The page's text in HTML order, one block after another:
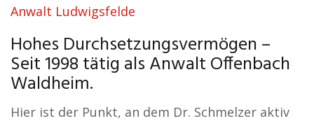
Anwalt Ludwigsfelde
Hohes Durchsetzungsvermögen –
Seit 1998 tätig als Anwalt Offenbach
Waldheim.
Hier ist der Punkt, an dem Dr. Schmelzer aktiv